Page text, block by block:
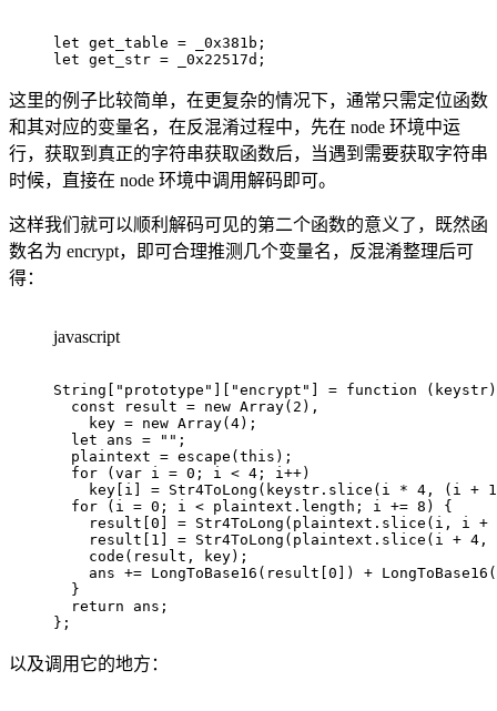
let get_table = _0x381b ;
let get_str = _0x22517d ;
这里的例子比较简单，在更复杂的情况下，通常只需定位函数
和其对应的变量名，在反混淆过程中，先在 node 环境中运
行，获取到真正的字符串获取函数后，当遇到需要获取字符串
时候，直接在 node 环境中调用解码即可。
这样我们就可以顺利解码可见的第二个函数的意义了，既然函
数名为 encrypt，即可合理推测几个变量名，反混淆整理后可
得：
javascript
String "prototype" "encrypt" = function ( keystr)
const result = new Array( 2 ) ,
    key
= new Array( 4) ;
let ans = "" ;
  plaintext
= escape ( this ) ;
for
( var i = 0 ; i < 4 ; i ++)
    key
i = Str4ToLong ( keystr . slice ( i * 4 , ( i + 1
for
( i = 0 ; i < plaintext . length ; i += 8 )
{
    result
0 = Str4ToLong ( plaintext . slice ( i , i +
    result
1 = Str4ToLong ( plaintext . slice ( i + 4 ,
code ( result , key) ;
    ans
+= LongToBase16 ( result 0 ) + LongToBase16 (
}
return ans ;
} ;
以及调用它的地方：